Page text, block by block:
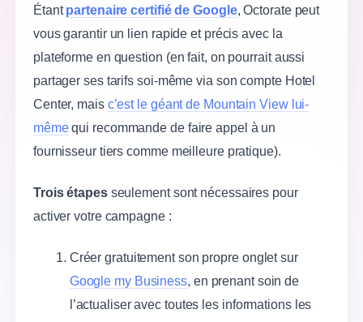
Étantpartenaire certifié de Google, Octorate peut
vous garantir un lien rapide et précis avec la
plateforme en question (en fait, on pourrait aussi
partager ses tarifs soi-même via son compte Hotel
Center, mais c’est le géant de Mountain View lui-
mêmequi recommande de faire appel à un
fournisseur tiers comme meilleure pratique).
Trois étapesseulement sont nécessaires pour
activer votre campagne :
Créer gratuitement son propre onglet sur
Google my Business, en prenant soin de
l’actualiser avec toutes les informations les